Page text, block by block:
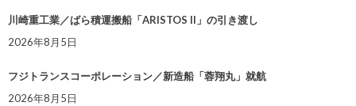
川崎重工業／ばら積運搬船「ARISTOS II」の引き渡し
2026年8月5日
フジトランスコーポレーション／新造船「蓉翔丸」就航
2026年8月5日